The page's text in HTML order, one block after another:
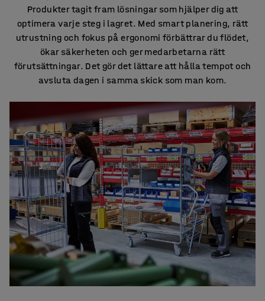
Produkter tagit fram lösningar som hjälper dig att
optimera varje steg i lagret. Med smart planering, rätt
utrustning och fokus på ergonomi förbättrar du flödet,
ökar säkerheten och ger medarbetarna rätt
förutsättningar. Det gör det lättare att hålla tempot och
avsluta dagen i samma skick som man kom.